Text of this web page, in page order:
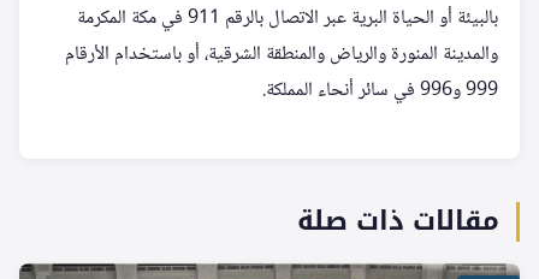
بالبيئة أو الحياة البرية عبر الاتصال بالرقم 911 في مكة المكرمة
والمدينة المنورة والرياض والمنطقة الشرقية، أو باستخدام الأرقام
999 و996 في سائر أنحاء المملكة.
مقالات ذات صلة